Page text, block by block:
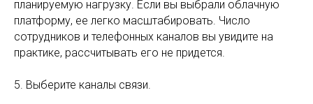
планируемую нагрузку. Если вы выбрали облачную
платформу, ее легко масштабировать. Число
сотрудников и телефонных каналов вы увидите на
практике, рассчитывать его не придется.
5. Выберите каналы связи.